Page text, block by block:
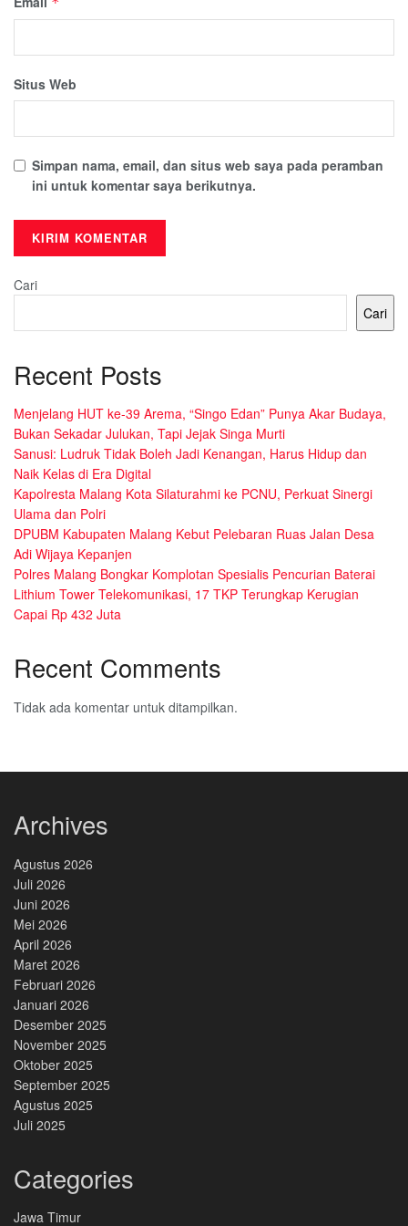
Situs Web
Simpan nama, email, dan situs web saya pada peramban
ini untuk komentar saya berikutnya.
Cari
Cari
Recent Posts
Menjelang HUT ke-39 Arema, “Singo Edan” Punya Akar Budaya,
Bukan Sekadar Julukan, Tapi Jejak Singa Murti
Sanusi: Ludruk Tidak Boleh Jadi Kenangan, Harus Hidup dan
Naik Kelas di Era Digital
Kapolresta Malang Kota Silaturahmi ke PCNU, Perkuat Sinergi
Ulama dan Polri
DPUBM Kabupaten Malang Kebut Pelebaran Ruas Jalan Desa
Adi Wijaya Kepanjen
Polres Malang Bongkar Komplotan Spesialis Pencurian Baterai
Lithium Tower Telekomunikasi, 17 TKP Terungkap Kerugian
Capai Rp 432 Juta
Recent Comments
Tidak ada komentar untuk ditampilkan.
Archives
Agustus 2026
Juli 2026
Juni 2026
Mei 2026
April 2026
Maret 2026
Februari 2026
Januari 2026
Desember 2025
November 2025
Oktober 2025
September 2025
Agustus 2025
Juli 2025
Categories
Jawa Timur